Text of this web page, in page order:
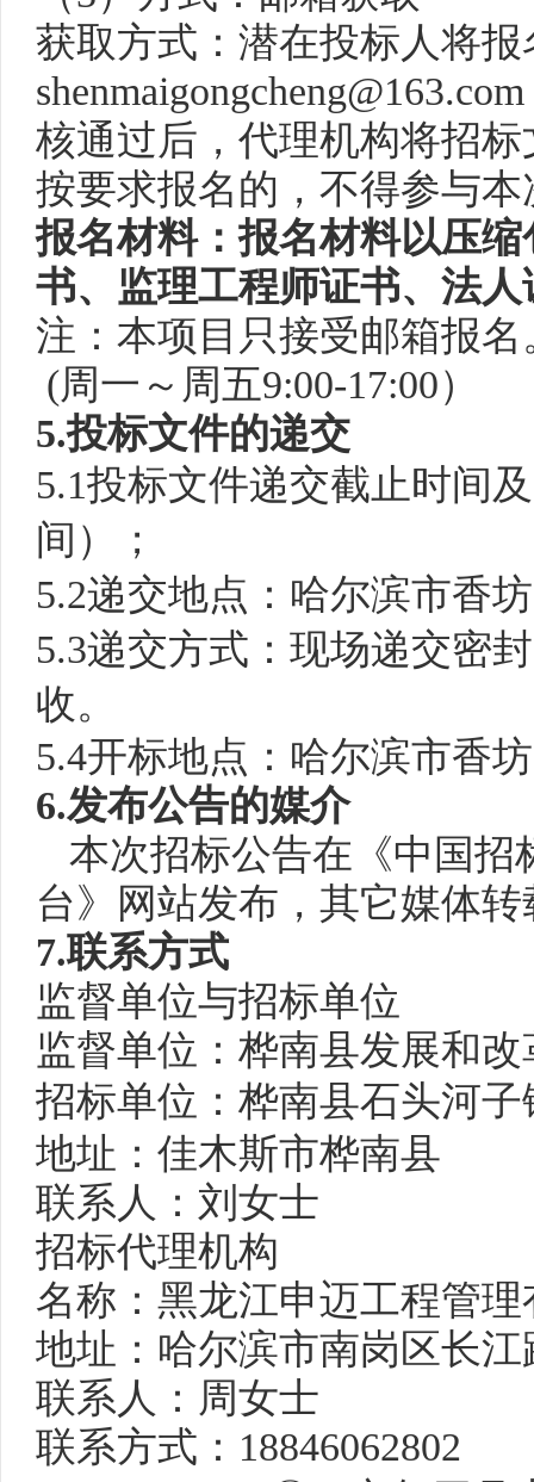
获取方式：潜在投标人将
核通过后，代理机构将招
按要求报名的，不得参与本
报名材料：报名材料以压缩
书、 监理工程师证书、法
注：本项目只接受邮箱报名
(周一～周五9:00-17:00）
5.投标文件的递交
5.1投标文件递交截止时间
间）；
5.2递交地点：哈尔滨市香
5.3递交方式：现场递交密
收。
5.4开标地点：哈尔滨市香
6.发布公告的媒介
本次招标公告在《中国招
台》网站发布，其它媒体
7.联系方式
监督单位与招标单位
监督单位 ：桦南县发展和
招标单位：桦南县石头河
地址：佳木斯市桦南县
联系人：刘 女士
招标代理机构
名称：黑龙江申迈工程管
地址：哈尔滨市南岗区长江
联系人： 周女士
联系方式： 18846062802